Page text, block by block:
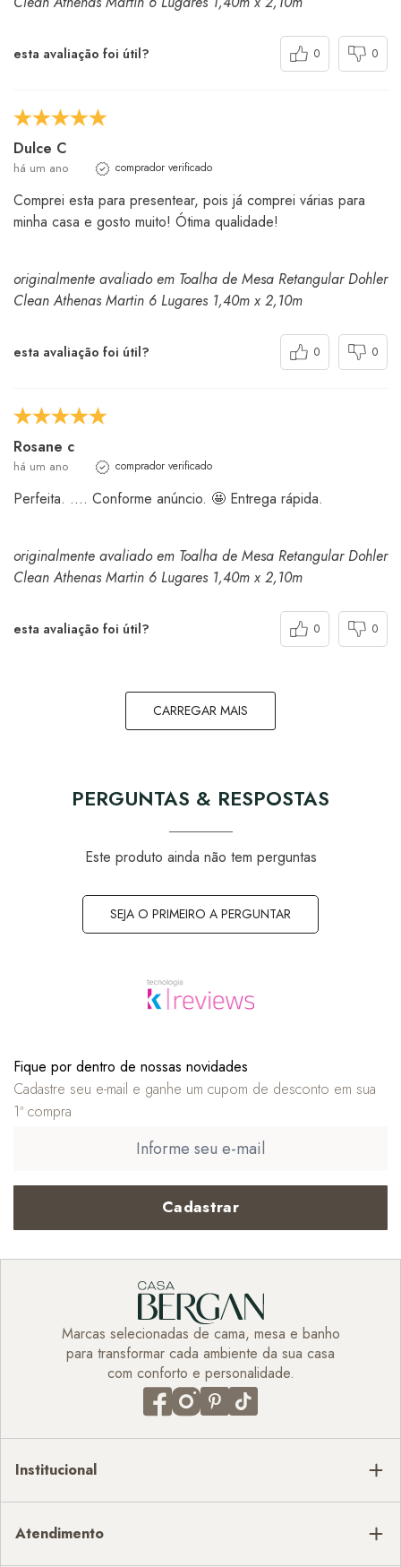
esta avaliação foi útil? 0 0
Dulce C
há um ano comprador verificado
Comprei esta para presentear, pois já comprei várias para
minha casa e gosto muito! Ótima qualidade!
originalmente avaliado em Toalha de Mesa Retangular Dohler
Clean Athenas Martin 6 Lugares 1,40m x 2,10m
esta avaliação foi útil? 0 0
Rosane c
há um ano comprador verificado
Perfeita. .... Conforme anúncio. 🤩 Entrega rápida.
originalmente avaliado em Toalha de Mesa Retangular Dohler
Clean Athenas Martin 6 Lugares 1,40m x 2,10m
esta avaliação foi útil? 0 0
CARREGAR MAIS
PERGUNTAS & RESPOSTAS
Este produto ainda não tem perguntas
SEJA O PRIMEIRO A PERGUNTAR
Fique por dentro de nossas novidades
Cadastre seu e-mail e ganhe um cupom de desconto em sua
1ª compra
Cadastrar
Marcas selecionadas de cama, mesa e banho
para transformar cada ambiente da sua casa
com conforto e personalidade.
Institucional
Atendimento